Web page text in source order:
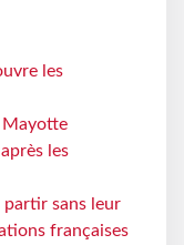
les
Mayotte
les
partir sans leur
françaises